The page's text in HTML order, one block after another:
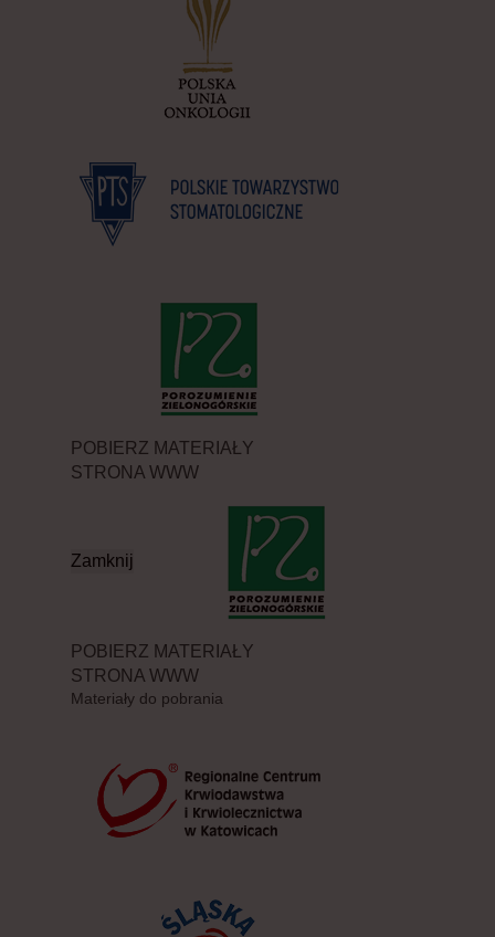
POBIERZ MATERIAŁY
STRONA WWW
Zamknij
POBIERZ MATERIAŁY
STRONA WWW
Materiały do pobrania